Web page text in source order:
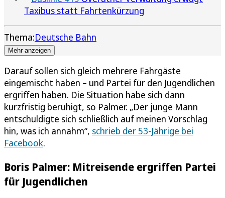
Taxibus statt Fahrtenkürzung
Thema:Deutsche Bahn
Mehr anzeigen
Darauf sollen sich gleich mehrere Fahrgäste
eingemischt haben – und Partei für den Jugendlichen
ergriffen haben. Die Situation habe sich dann
kurzfristig beruhigt, so Palmer. „Der junge Mann
entschuldigte sich schließlich auf meinen Vorschlag
hin, was ich annahm“, schrieb der 53-Jährige bei
Facebook.
Boris Palmer: Mitreisende ergriffen Partei
für Jugendlichen